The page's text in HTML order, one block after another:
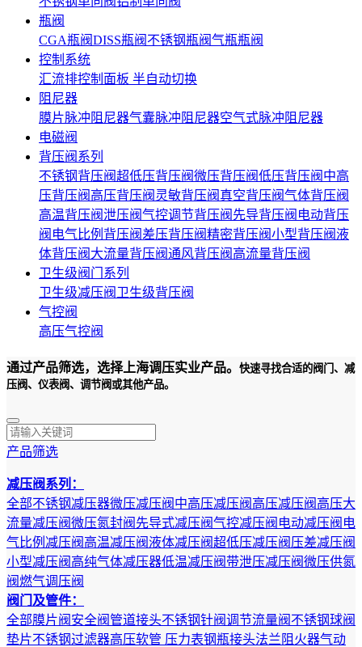
瓶阀
CGA瓶阀DISS瓶阀 不锈钢瓶阀气瓶瓶阀
控制系统
汇流排控制面板 半自动切换
阻尼器
膜片脉冲阻尼器气囊脉冲阻尼器空气式脉冲阻尼器
电磁阀
背压阀系列
不锈钢背压阀超低压背压阀微压背压阀低压背压阀 中高
压背压阀 高压背压阀 灵敏背压阀 真空背压阀气体背压阀
高温背压阀泄压阀气控调节背压阀 先导背压阀 电动背压
阀 电气比例背压阀 差压背压阀精密背压阀小型背压阀 液
体背压阀 大流量背压阀通风背压阀 高流量背压阀
卫生级阀门系列
卫生级减压阀 卫生级背压阀
气控阀
高压气控阀
通过产品筛选，选择上海调压实业产品。 快速寻找合适的阀门、减
压阀、仪表阀、调节阀或其他产品。
产品筛选
减压阀系列：
全部不锈钢减压器微压减压阀 中高压减压阀 高压减压阀 高压大
流量减压阀微压氮封阀 先导式减压阀气控减压阀 电动减压阀 电
气比例减压阀 高温减压阀 液体减压阀超低压减压阀 压差减压阀
小型减压阀 高纯气体减压器低温减压阀带泄压减压阀微压供氮
阀燃气调压阀
阀门及管件：
全部膜片阀 安全阀 管道接头不锈钢针阀调节流量阀 不锈钢球阀
垫片不锈钢过滤器高压软管 压力表钢瓶接头法兰 阻火器气动